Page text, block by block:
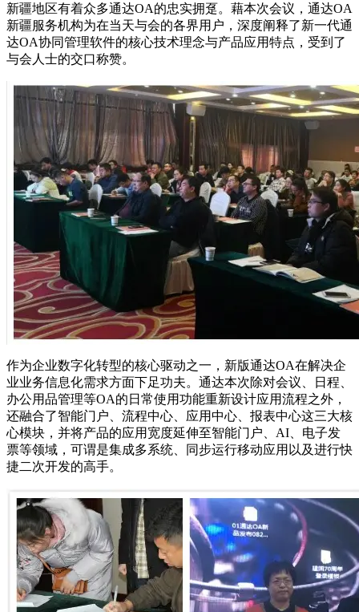
新疆地区有着众多通达OA的忠实拥趸。藉本次会议，通达OA
新疆服务机构为在当天与会的各界用户，深度阐释了新一代通
达OA协同管理软件的核心技术理念与产品应用特点，受到了
与会人士的交口称赞。
作为企业数字化转型的核心驱动之一，新版通达OA在解决企
业业务信息化需求方面下足功夫。通达本次除对会议、日程、
办公用品管理等OA的日常使用功能重新设计应用流程之外，
还融合了智能门户、流程中心、应用中心、报表中心这三大核
心模块，并将产品的应用宽度延伸至智能门户、AI、电子发
票等领域，可谓是集成多系统、同步运行移动应用以及进行快
捷二次开发的高手。